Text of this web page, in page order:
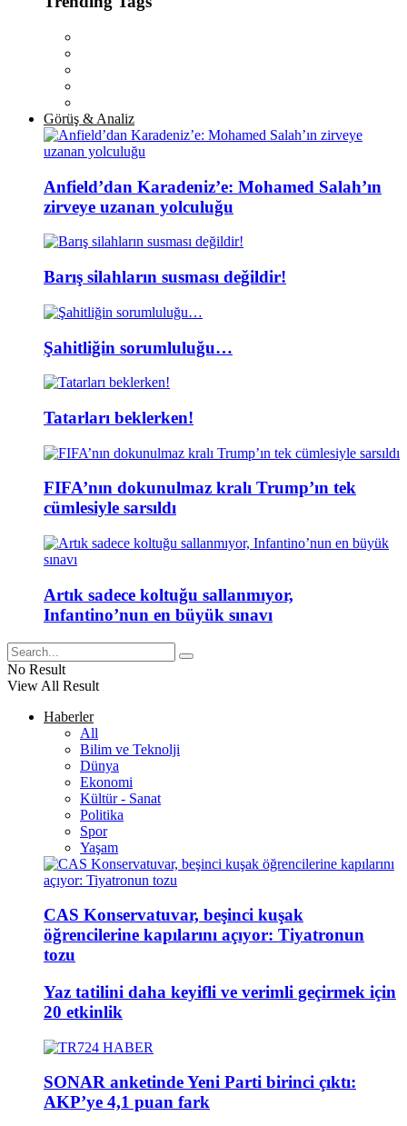
Görüş & Analiz
Anfield’dan Karadeniz’e: Mohamed Salah’ın
zirveye uzanan yolculuğu
Barış silahların susması değildir!
Şahitliğin sorumluluğu…
Tatarları beklerken!
FIFA’nın dokunulmaz kralı Trump’ın tek
cümlesiyle sarsıldı
Artık sadece koltuğu sallanmıyor,
Infantino’nun en büyük sınavı
No Result
View All Result
Haberler
All
Bilim ve Teknolji
Dünya
Ekonomi
Kültür - Sanat
Politika
Spor
Yaşam
CAS Konservatuvar, beşinci kuşak
öğrencilerine kapılarını açıyor: Tiyatronun
tozu
Yaz tatilini daha keyifli ve verimli geçirmek için
20 etkinlik
SONAR anketinde Yeni Parti birinci çıktı:
AKP’ye 4,1 puan fark